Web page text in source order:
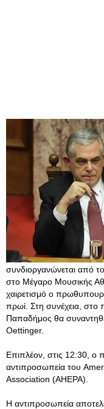
συνδιοργανώνεται από
στο Μέγαρο Μουσικής
χαιρετισμό ο
πρωί. Στη συνέχεια, στο
Παπαδήμος θα
Oettinger.
Επιπλέον, στις 12:30, ο
αντιπροσωπεία του
Association (AHEPA).
Η αντιπροσωπεία